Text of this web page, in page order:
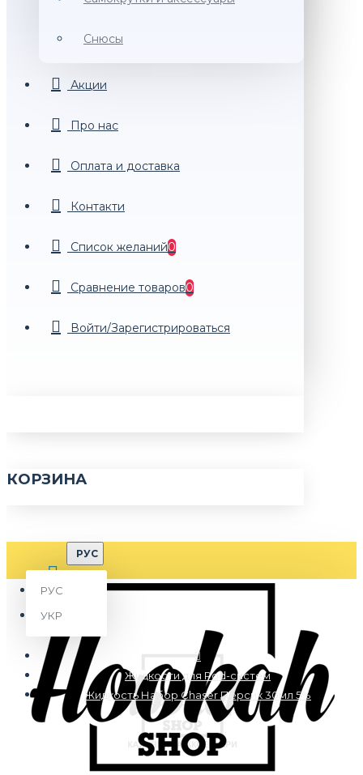
Снюсы
Акции
Про нас
Оплата и доставка
Контакти
Список желаний0
Сравнение товаров0
Войти/Зарегистрироваться
КОРЗИНА
РУС
РУС
УКР
Жидкости для Pod-систем
Жидкость Набор Chaser Персик 30мл 5%